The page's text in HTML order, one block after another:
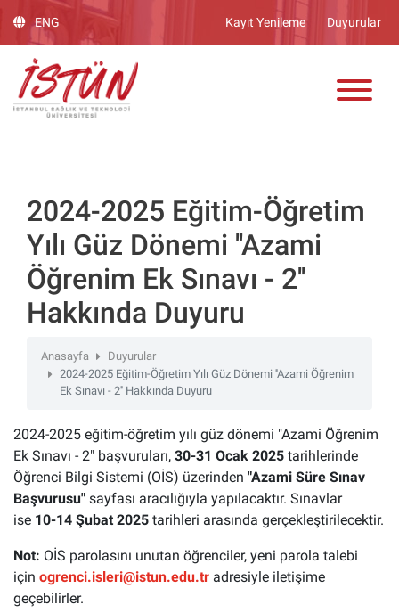
dikkat:
web
sitesinde,
erişilebilirliği
BiClick"
sistemi
bulunur.
ENG Kayıt Yenileme Duyurular
2024-2025 Eğitim-Öğretim
Yılı Güz Dönemi ''Azami
Öğrenim Ek Sınavı - 2''
Hakkında Duyuru
Anasayfa
Duyurular
2024-2025 Eğitim-Öğretim Yılı Güz Dönemi ''Azami Öğrenim
Ek Sınavı - 2'' Hakkında Duyuru
2024-2025 eğitim-öğretim yılı güz dönemi "Azami Öğrenim
Ek Sınavı - 2" başvuruları, 30-31 Ocak 2025 tarihlerinde
Öğrenci Bilgi Sistemi (OİS) üzerinden "Azami Süre Sınav
Başvurusu" sayfası aracılığıyla yapılacaktır. Sınavlar
ise 10-14 Şubat 2025 tarihleri arasında gerçekleştirilecektir.
Not: OİS parolasını unutan öğrenciler, yeni parola talebi
için ogrenci.isleri@istun.edu.tr adresiyle iletişime
geçebilirler.